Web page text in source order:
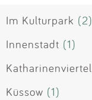
Im Kulturpark (2)
Innenstadt (1)
Katharinenviertel
Küssow (1)